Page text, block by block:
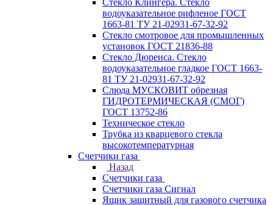
Стекло Клингера. Стекло
водоуказательное рифленое ГОСТ
1663-81 ТУ 21-02931-67-32-92
Стекло смотровое для промышленных
установок ГОСТ 21836-88
Стекло Дюренса. Стекло
водоуказательное гладкое ГОСТ 1663-
81 ТУ 21-02931-67-32-92
Слюда МУСКОВИТ обрезная
ГИДРОТЕРМИЧЕСКАЯ (СМОГ)
ГОСТ 13752-86
Техническое стекло
Трубка из кварцевого стекла
высокотемпературная
Счетчики газа
Назад
Счетчики газа
Счетчики газа Сигнал
Ящик защитный для газового счетчика